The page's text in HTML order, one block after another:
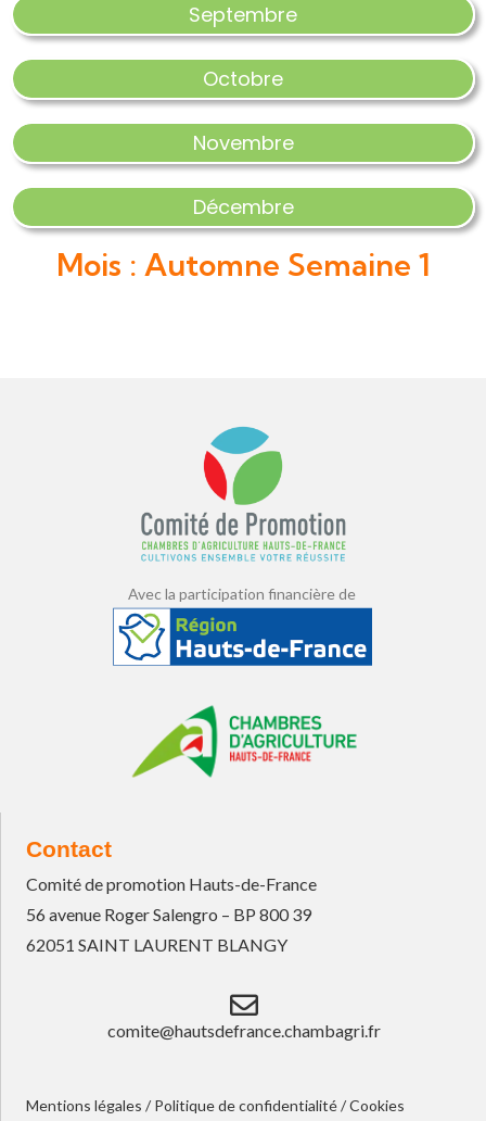
Septembre
Octobre
Novembre
Décembre
Mois : Automne Semaine 1
Avec la participation financière de
Contact
Comité de promotion Hauts-de-France
56 avenue Roger Salengro – BP 800 39
62051 SAINT LAURENT BLANGY
comite@hautsdefrance.chambagri.fr
Mentions légales / Politique de confidentialité/Cookies